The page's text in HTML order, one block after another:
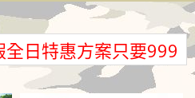
全日特惠方案只要999
元/人(原價1350元)